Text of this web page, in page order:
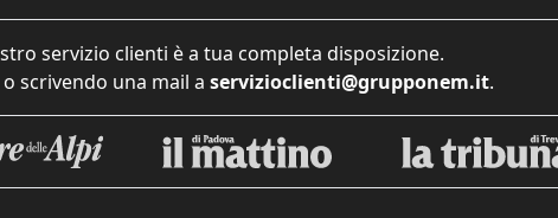
servizio clienti è a tua completa disposizione.
o scrivendo una mail a servizioclienti@grupponem.it.